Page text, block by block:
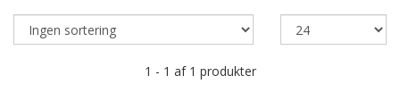
1 - 1 af 1 produkter